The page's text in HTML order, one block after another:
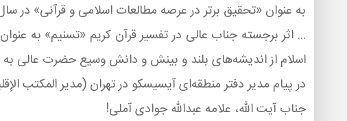
به عنوان «تحقیق برتر در عرصه مطالعات اسلامی و قرآنی» در سال 1385 شمسی خطاب به مفسّر، به عنوان «حكیم متألّه، فقیه و مفسر برجسته و گرانقدر» چنین
... اثر برجسته جناب عالی در تفسیر قرآن كریم «تسنیم» به
اسلام از اندیشه‌های بلند و بینش و دانش وسیع حضرت عالی به
در پیام مدیر دفتر منطقه‌ای آیسیسكو در تهران (مدیر المكتب
جناب آیت الله، علامه عبدالله جوادی آملی!